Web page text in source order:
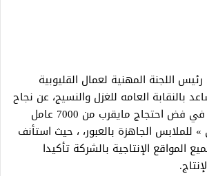
اللجنة المهنية لعمال القليوبية
بالنقابة العامه للغزل والنسيج، عن نجاح
جهود النقابة العامة في فض احتجاج مايقرب من 7000 عامل
الجاهزة بالعبور، ، حيث استأنف
المواقع الإنتاجية بالشركة تأكيدا